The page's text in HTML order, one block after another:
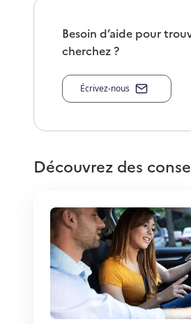
Besoin d’aide pour
cherchez ?
Écrivez-nous
Découvrez des